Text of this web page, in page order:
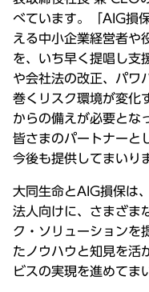
べています。「AIG損
える中小企業経営者や
を、いち早く提唱し支
や会社法の改正、パワ
巻くリスク環境が変化
からの備えが必要とな
皆さまのパートナーと
今後も提供してまいり
大同生命とAIG損保は
法人向けに、さまざま
ク・ソリューションを
たノウハウと知見を活
ビスの実現を進めてま